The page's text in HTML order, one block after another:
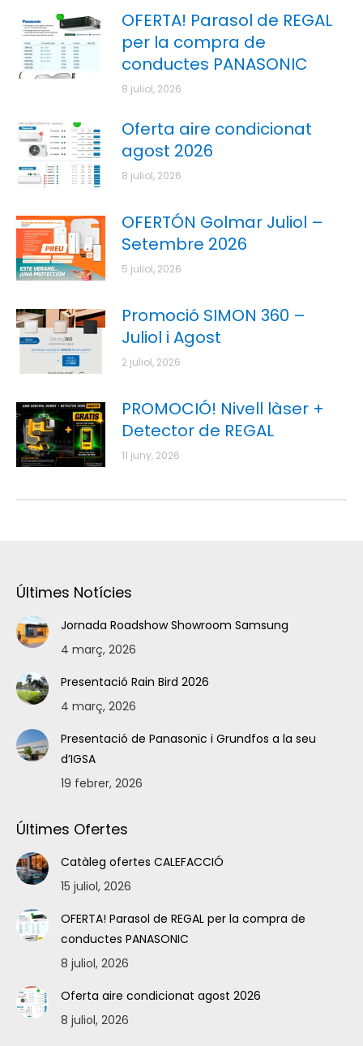
OFERTA! Parasol de REGAL
per la compra de
conductes PANASONIC
8 juliol, 2026
Oferta aire condicionat
agost 2026
8 juliol, 2026
OFERTÓN Golmar Juliol –
Setembre 2026
5 juliol, 2026
Promoció SIMON 360 –
Juliol i Agost
2 juliol, 2026
PROMOCIÓ! Nivell làser +
Detector de REGAL
11 juny, 2026
Últimes Notícies
Jornada Roadshow Showroom Samsung
4 març, 2026
Presentació Rain Bird 2026
4 març, 2026
Presentació de Panasonic i Grundfos a la seu
d’IGSA
19 febrer, 2026
Últimes Ofertes
Catàleg ofertes CALEFACCIÓ
15 juliol, 2026
OFERTA! Parasol de REGAL per la compra de
conductes PANASONIC
8 juliol, 2026
Oferta aire condicionat agost 2026
8 juliol, 2026